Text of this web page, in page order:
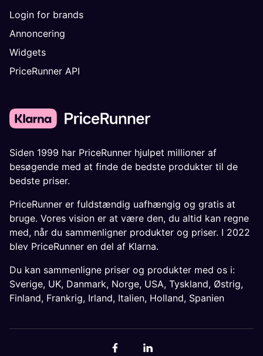
Login for brands
Annoncering
Widgets
PriceRunner API
Siden 1999 har PriceRunner hjulpet millioner af
besøgende med at finde de bedste produkter til de
bedste priser.
PriceRunner er fuldstændig uafhængig og gratis at
bruge. Vores vision er at være den, du altid kan regne
med, når du sammenligner produkter og priser. I 2022
blev PriceRunner en del af Klarna.
Du kan sammenligne priser og produkter med os i:
Sverige, UK, Danmark, Norge, USA, Tyskland, Østrig,
Finland, Frankrig, Irland, Italien, Holland, Spanien